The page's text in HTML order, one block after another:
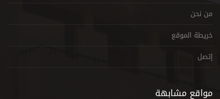
من نحن
خريطة الموقع
إتصل
مواقع مشابهة